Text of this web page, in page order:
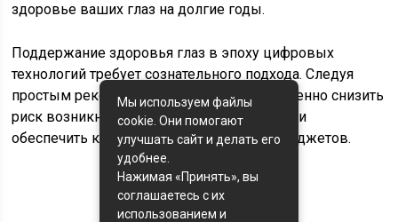
здоровье ваших глаз на долгие годы.
Поддержание здоровья глаз в эпоху цифровых
технологий требует сознательного подхода. Следуя
простым рекомендациям, можно существенно снизить
риск возникновения зрительных проблем и
обеспечить комфортное использование гаджетов.
Оценка статьи:
Мы используем файлы
cookie. Они помогают
улучшать сайт и делать его
удобнее.
Нажимая «Принять», вы
соглашаетесь с их
использованием и